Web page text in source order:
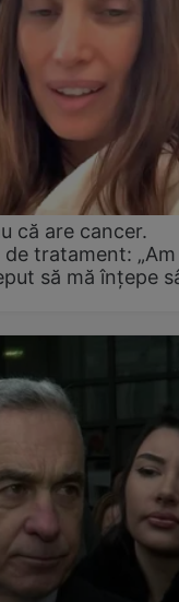
că are cancer.
tratament:
să mă înțepe